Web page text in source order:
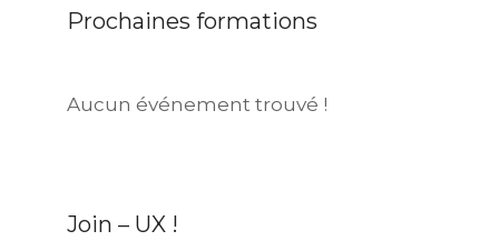
Prochaines formations
Aucun événement trouvé !
Join – UX !